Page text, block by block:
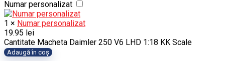
Numar personalizat
1 × Numar personalizat
19.95 lei
Cantitate Macheta Daimler 250 V6 LHD 1:18 KK Scale
Adaugă în coș